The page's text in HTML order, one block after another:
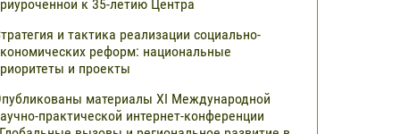
к 35-летию Центра
и тактика реализации социально-
реформ: национальные
и проекты
материалы XI Международной
практической интернет-конференции